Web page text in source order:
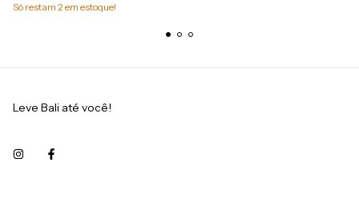
Só restam 2em estoque!
Leve Bali até você!